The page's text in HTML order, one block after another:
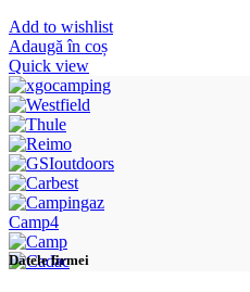
Add to wishlist
Adaugă în coș
Quick view
Camp4
Datele firmei